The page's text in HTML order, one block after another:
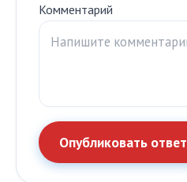
Комментарий
Опубликовать ответ